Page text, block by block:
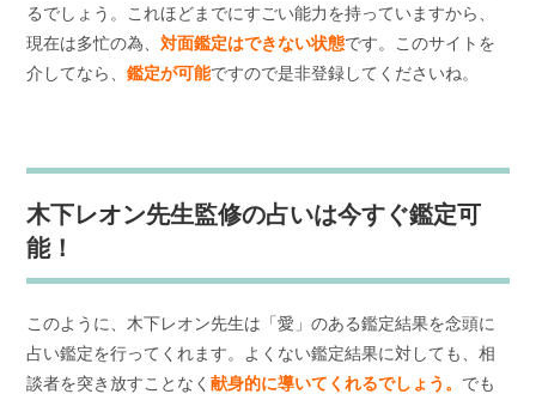
るでしょう。これほどまでにすごい能力を持っていますから、
現在は多忙の為、対面鑑定はできない状態です。このサイトを
介してなら、鑑定が可能ですので是非登録してくださいね。
木下レオン先生監修の占いは今すぐ鑑定可
能！
このように、木下レオン先生は「愛」のある鑑定結果を念頭に
占い鑑定を行ってくれます。よくない鑑定結果に対しても、相
談者を突き放すことなく献身的に導いてくれるでしょう。 でも